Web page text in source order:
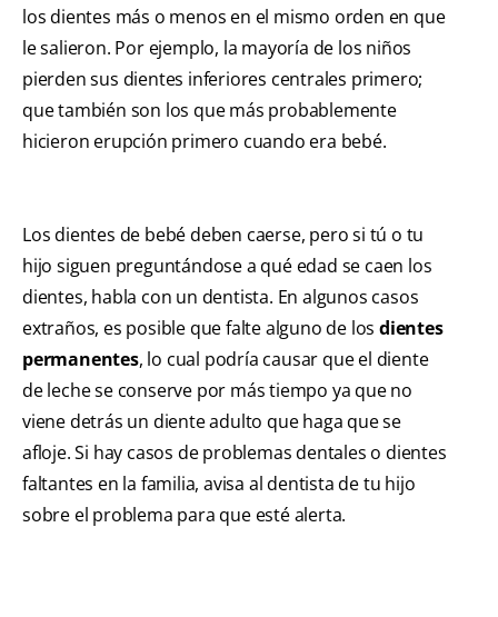
los dientes más o menos en el mismo orden en que
le salieron. Por ejemplo, la mayoría de los niños
pierden sus dientes inferiores centrales primero;
que también son los que más probablemente
hicieron erupción primero cuando era bebé.
Los dientes de bebé deben caerse, pero si tú o tu
hijo siguen preguntándose a qué edad se caen los
dientes, habla con un dentista. En algunos casos
extraños, es posible que falte alguno de los dientes
permanentes, lo cual podría causar que el diente
de leche se conserve por más tiempo ya que no
viene detrás un diente adulto que haga que se
afloje. Si hay casos de problemas dentales o dientes
faltantes en la familia, avisa al dentista de tu hijo
sobre el problema para que esté alerta.